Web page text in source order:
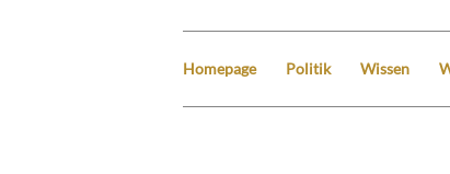
Homepage Politik Wissen